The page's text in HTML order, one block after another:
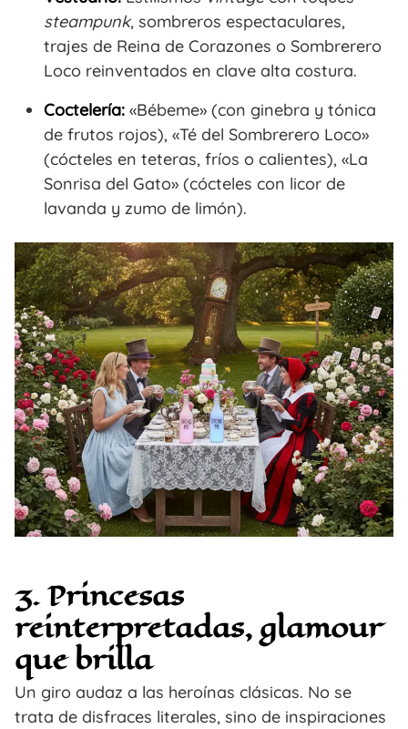
steampunk, sombreros espectaculares,
trajes de Reina de Corazones o Sombrerero
Loco reinventados en clave alta costura.
Coctelería: «Bébeme» (con ginebra y tónica
de frutos rojos), «Té del Sombrerero Loco»
(cócteles en teteras, fríos o calientes), «La
Sonrisa del Gato» (cócteles con licor de
lavanda y zumo de limón).
3. Princesas
reinterpretadas, glamour
que brilla
Un giro audaz a las heroínas clásicas. No se
trata de disfraces literales, sino de inspiraciones